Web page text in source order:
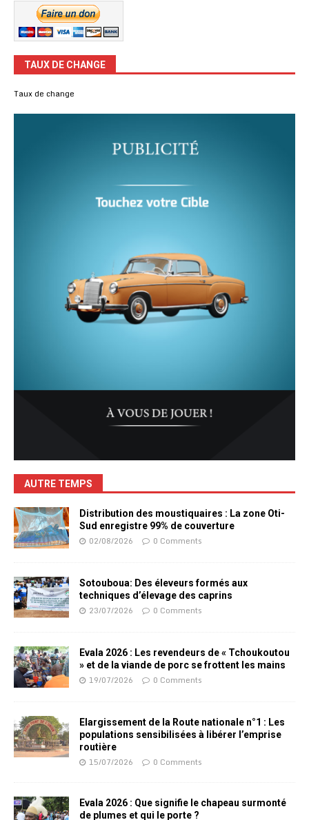
TAUX DE CHANGE
Taux de change
AUTRE TEMPS
Distribution des moustiquaires : La zone Oti-
Sud enregistre 99% de couverture
02/08/2026 0 Comments
Sotouboua: Des éleveurs formés aux
techniques d’élevage des caprins
23/07/2026 0 Comments
Evala 2026 : Les revendeurs de « Tchoukoutou
» et de la viande de porc se frottent les mains
19/07/2026 0 Comments
Elargissement de la Route nationale n°1 : Les
populations sensibilisées à libérer l’emprise
routière
15/07/2026 0 Comments
Evala 2026 : Que signifie le chapeau surmonté
de plumes et qui le porte ?